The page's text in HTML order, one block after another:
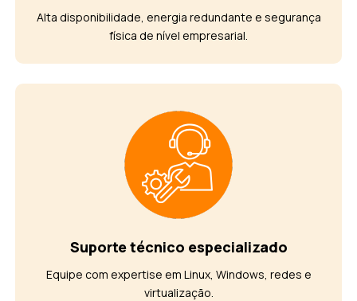
Alta disponibilidade, energia redundante e segurança
física de nível empresarial.
Suporte técnico especializado
Equipe com expertise em Linux, Windows, redes e
virtualização.